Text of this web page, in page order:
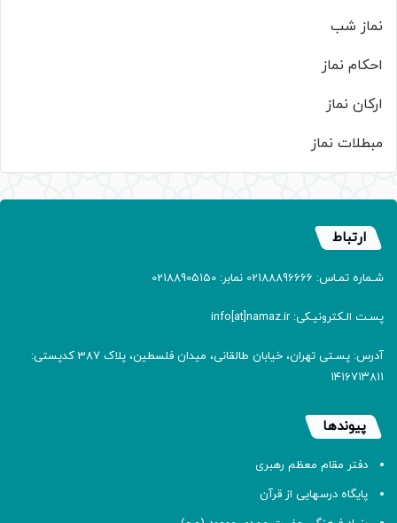
نماز شب
احکام نماز
ارکان نماز
مبطلات نماز
ارتباط
شـماره تمـاس: 02188896666 نمابر: 02188905150
پسـت الـکترونیـکی: info[at]namaz.ir
آدرس: پسـتی تهران، خیابان طالقانی، میدان فلسطین، پلاک 387 کدپستی:
۱۴۱۶۷۱۳۸۱۱
پیوندها
دفتر مقام معظم رهبری
پایگاه درسهایی از قرآن